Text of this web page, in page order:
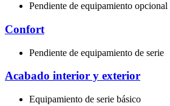
Pendiente de equipamiento opcional
Confort
Pendiente de equipamiento de serie
Acabado interior y exterior
Equipamiento de serie básico